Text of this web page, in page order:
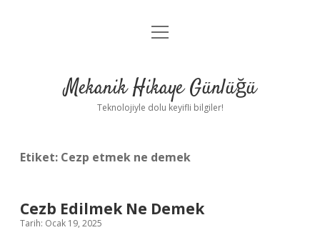
Anasayfa
Yasal Uyarı
menüyü
Mekanik Hikaye Günlüğü
Teknolojiyle dolu keyifli bilgiler!
Etiket: Cezp etmek ne demek
Cezb Edilmek Ne Demek
Tarih: Ocak 19, 2025